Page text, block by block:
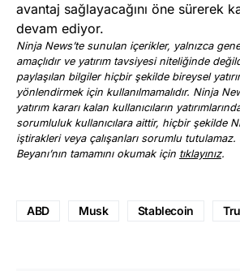
avantaj sağlayacağını öne sürerek
devam ediyor.
Ninja News’te sunulan içerikler, yalnızca
amaçlıdır ve yatırım tavsiyesi niteliğinde
paylaşılan bilgiler hiçbir şekilde bireysel
yönlendirmek için kullanılmamalıdır. Ninja
yatırım kararı kalan kullanıcıların
sorumluluk kullanıcılara aittir, hiçbir şekilde
iştirakleri veya çalışanları sorumlu
Beyanı’nın tamamını okumak için tıklayınız.
ABD Musk Stablecoin